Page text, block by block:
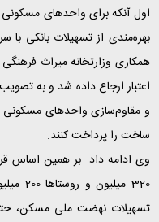
اول آنکه برای واحدهای
بهره‌مندی از تسهیلات بانکی
همکاری وزارتخانه میراث
اعتبار ارجاع داده شد و به
ساخت را پرداخت کنند.
320
تسهیلات نهضت ملی مسکن،